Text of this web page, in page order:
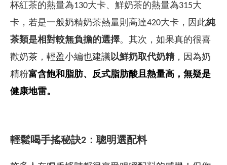
杯紅茶的熱量為130大卡、鮮奶茶的熱量為315大
卡，若是一般奶精奶茶熱量則高達420大卡，因此純
茶類是相對較無負擔的選擇。其次，如果真的很喜
歡奶茶，輕盈小編也建議以鮮奶取代奶精，因為奶
精粉富含飽和脂肪、反式脂肪酸且熱量高，無疑是
健康地雷。
輕鬆喝手搖秘訣2 ：聰明選配料